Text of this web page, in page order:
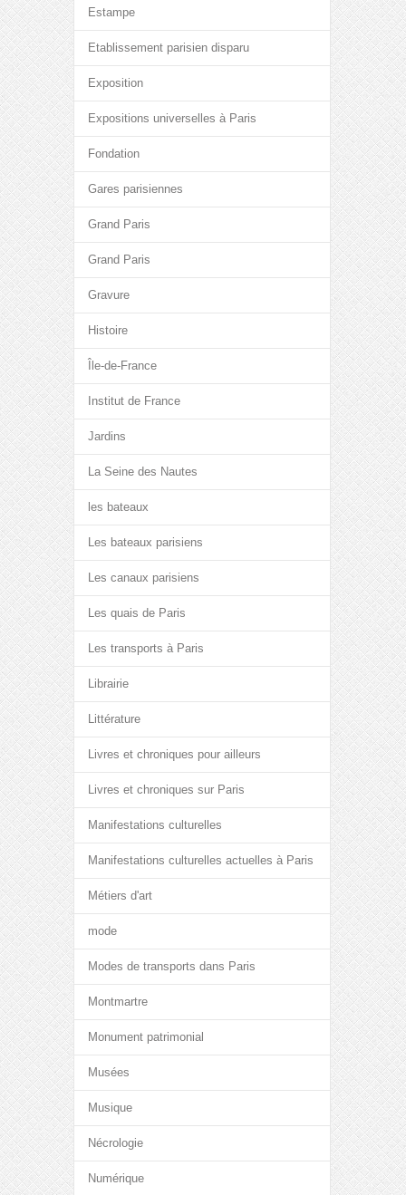
Estampe
Etablissement parisien disparu
Exposition
Expositions universelles à Paris
Fondation
Gares parisiennes
Grand Paris
Grand Paris
Gravure
Histoire
Île-de-France
Institut de France
Jardins
La Seine des Nautes
les bateaux
Les bateaux parisiens
Les canaux parisiens
Les quais de Paris
Les transports à Paris
Librairie
Littérature
Livres et chroniques pour ailleurs
Livres et chroniques sur Paris
Manifestations culturelles
Manifestations culturelles actuelles à Paris
Métiers d'art
mode
Modes de transports dans Paris
Montmartre
Monument patrimonial
Musées
Musique
Nécrologie
Numérique